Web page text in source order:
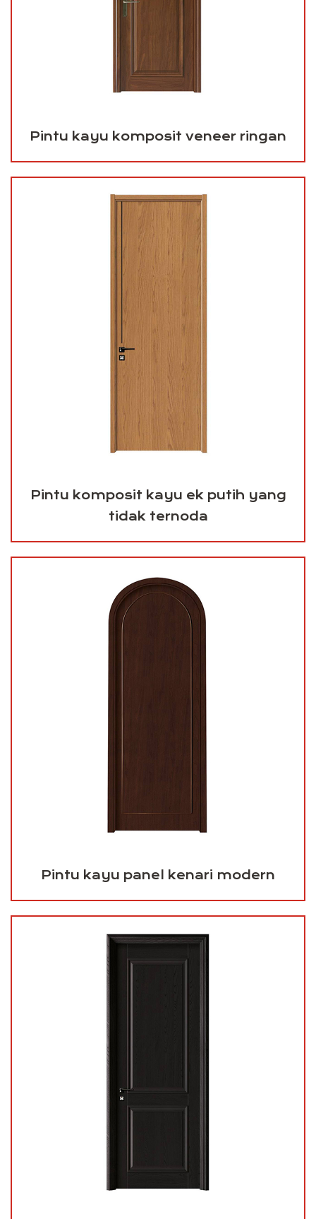
Pintu kayu komposit veneer ringan
Pintu komposit kayu ek putih yang
tidak ternoda
Pintu kayu panel kenari modern